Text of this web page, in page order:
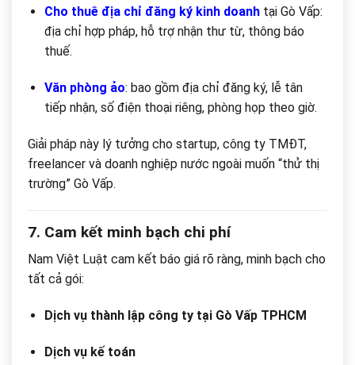
Cho thuê địa chỉ đăng ký kinh doanhtại Gò Vấp:
địa chỉ hợp pháp, hỗ trợ nhận thư từ, thông báo
thuế.
Văn phòng ảo: bao gồm địa chỉ đăng ký, lễ tân
tiếp nhận, số điện thoại riêng, phòng họp theo giờ.
Giải pháp này lý tưởng cho startup, công ty TMĐT,
freelancer và doanh nghiệp nước ngoài muốn “thử thị
trường” Gò Vấp.
7. Cam kết minh bạch chi phí
Nam Việt Luật cam kết báo giá rõ ràng, minh bạch cho
tất cả gói:
Dịch vụ thành lập công ty tại Gò Vấp TPHCM
Dịch vụ kế toán